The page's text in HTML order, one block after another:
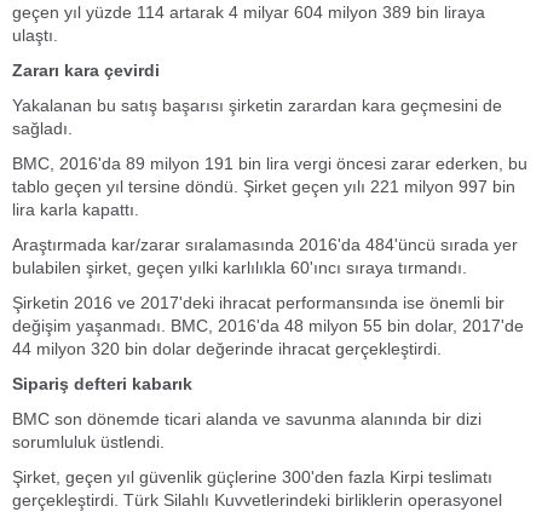
geçen yıl yüzde 114 artarak 4 milyar 604 milyon 389 bin liraya
ulaştı.
Zararı kara çevirdi
Yakalanan bu satış başarısı şirketin zarardan kara geçmesini de
sağladı.
BMC, 2016'da 89 milyon 191 bin lira vergi öncesi zarar ederken, bu
tablo geçen yıl tersine döndü. Şirket geçen yılı 221 milyon 997 bin
lira karla kapattı.
Araştırmada kar/zarar sıralamasında 2016'da 484'üncü sırada yer
bulabilen şirket, geçen yılki karlılıkla 60'ıncı sıraya tırmandı.
Şirketin 2016 ve 2017'deki ihracat performansında ise önemli bir
değişim yaşanmadı. BMC, 2016'da 48 milyon 55 bin dolar, 2017'de
44 milyon 320 bin dolar değerinde ihracat gerçekleştirdi.
Sipariş defteri kabarık
BMC son dönemde ticari alanda ve savunma alanında bir dizi
sorumluluk üstlendi.
Şirket, geçen yıl güvenlik güçlerine 300'den fazla Kirpi teslimatı
gerçekleştirdi. Türk Silahlı Kuvvetlerindeki birliklerin operasyonel